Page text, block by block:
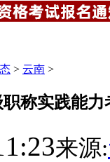
> 云南 >
称实践能
来源: